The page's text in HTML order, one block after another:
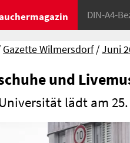
DIN-A4-
Gazette Wilmersdorf Juni
und
lädt am